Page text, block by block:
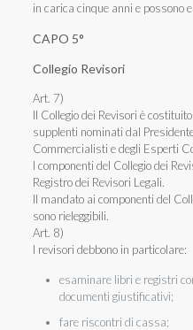
in carica cinque anni e possono
CAPO 5°
Collegio Revisori
Art. 7)
Il Collegio dei Revisori è
supplenti nominati dal
Commercialisti e degli Esperti
I componenti del Collegio dei
Registro dei Revisori Legali.
Il mandato ai componenti del
sono rieleggibili.
Art. 8)
I revisori debbono in particolare:
esaminare libri e registri
documenti giustificativi;
fare riscontri di cassa;